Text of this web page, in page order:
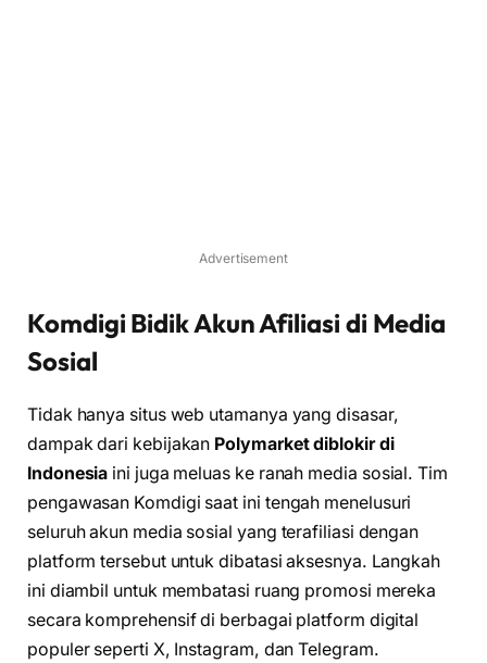
Advertisement
Komdigi Bidik Akun Afiliasi di Media
Sosial
Tidak hanya situs web utamanya yang disasar,
dampak dari kebijakan Polymarket diblokir di
Indonesia ini juga meluas ke ranah media sosial. Tim
pengawasan Komdigi saat ini tengah menelusuri
seluruh akun media sosial yang terafiliasi dengan
platform tersebut untuk dibatasi aksesnya. Langkah
ini diambil untuk membatasi ruang promosi mereka
secara komprehensif di berbagai platform digital
populer seperti X, Instagram, dan Telegram.